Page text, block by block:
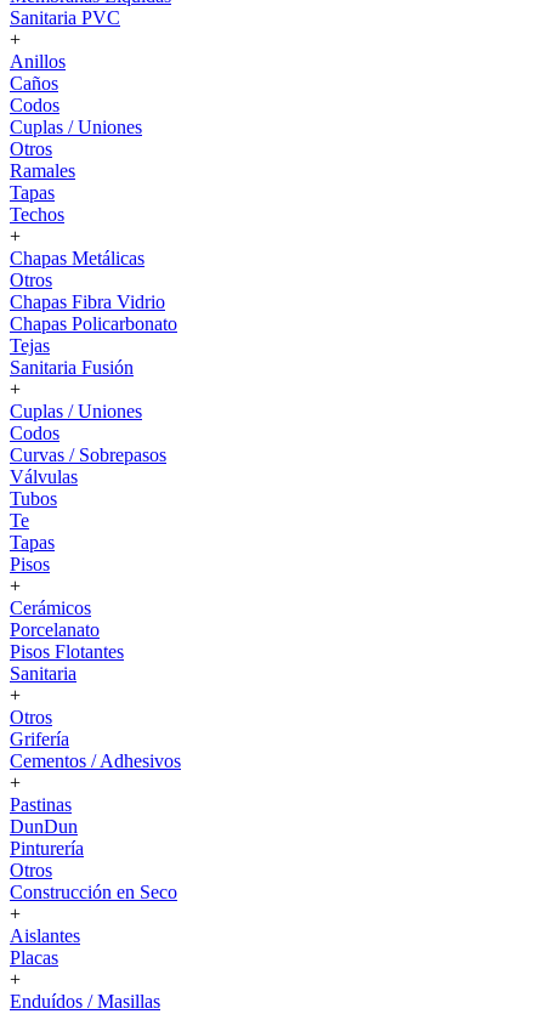
Sanitaria PVC
+
Anillos
Caños
Codos
Cuplas / Uniones
Otros
Ramales
Tapas
Techos
+
Chapas Metálicas
Otros
Chapas Fibra Vidrio
Chapas Policarbonato
Tejas
Sanitaria Fusión
+
Cuplas / Uniones
Codos
Curvas / Sobrepasos
Válvulas
Tubos
Te
Tapas
Pisos
+
Cerámicos
Porcelanato
Pisos Flotantes
Sanitaria
+
Otros
Grifería
Cementos / Adhesivos
+
Pastinas
DunDun
Pinturería
Otros
Construcción en Seco
+
Aislantes
Placas
+
Enduídos / Masillas